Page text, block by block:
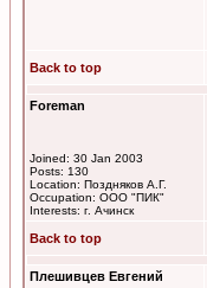
Back to top
Foreman
Joined: 30 Jan 2003
Posts: 130
Location: Поздняков А.Г.
Occupation: ООО "ПИК"
Interests: г. Ачинск
Back to top
Плешивцев Евгений